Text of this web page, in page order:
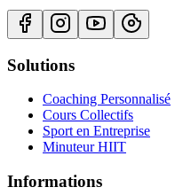
Solutions
Coaching Personnalisé
Cours Collectifs
Sport en Entreprise
Minuteur HIIT
Informations